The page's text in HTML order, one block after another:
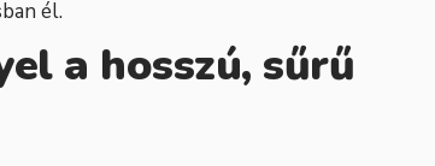
él.
a hosszú, sűrű